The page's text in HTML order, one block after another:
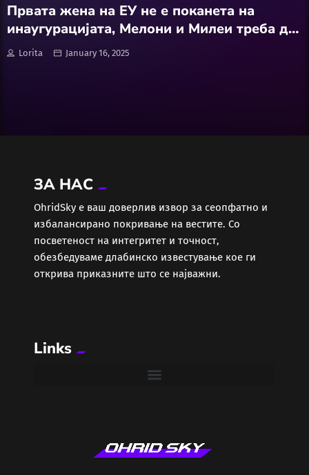
Еротика
Забава
Здравје
Колумни
Првата жена на ЕУ не е поканета на
инаугурацијата, Мелони и Милеи треба да
го водат шоуто
Lorita January 16, 2025
ЗА НАС
ОhridSky е ваш доверлив извор за сеопфатно и
избалансирано покривање на вестите. Со
посветеност на интегритет и точност,
обезбедуваме длабинско известување кое ги
открива приказните што се најважни.
Links